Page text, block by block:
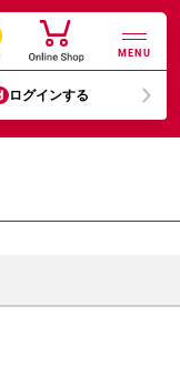
MENU
ログインする